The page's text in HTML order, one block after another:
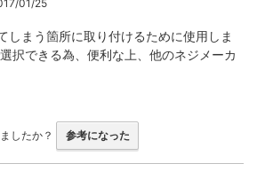
5
01/25
しまう箇所に取り付けるために使用しま
択できる為、便利な上、他のネジメーカ
したか？ 参考になった